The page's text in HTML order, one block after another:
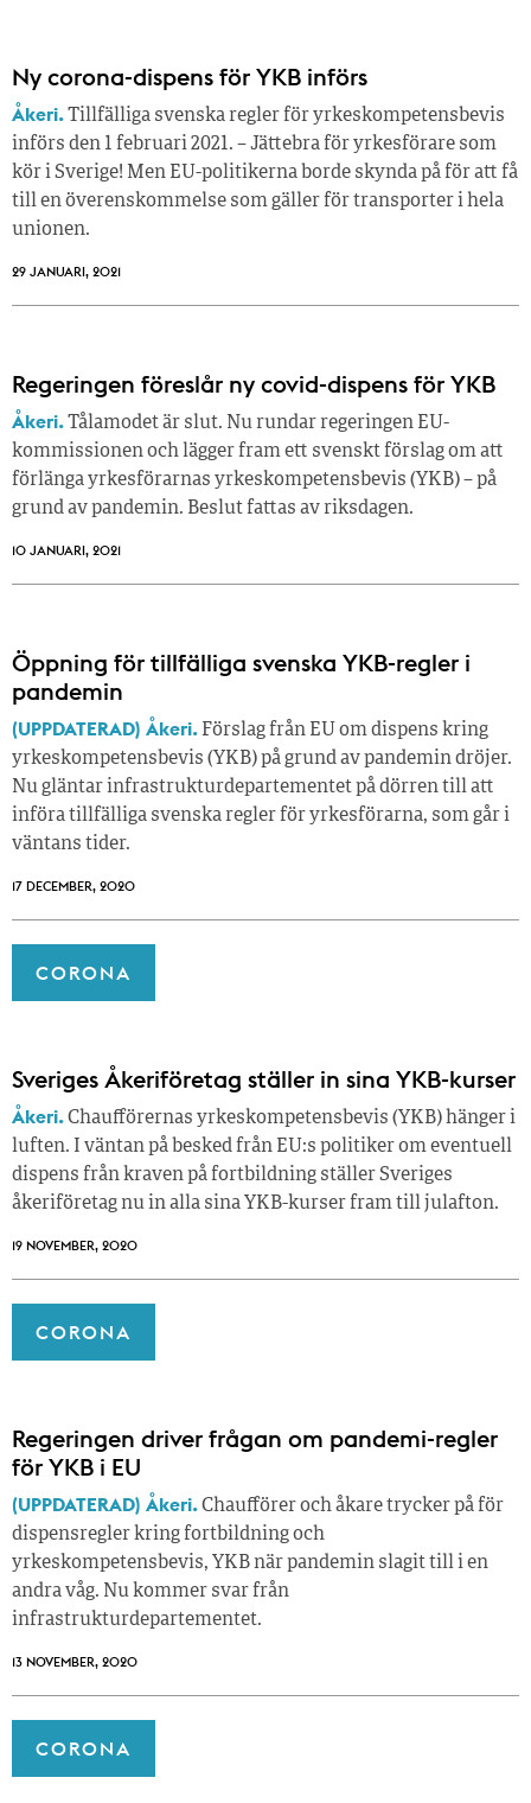
Ny corona-dispens för YKB införs
Åkeri.Tillfälliga svenska regler för yrkeskompetensbevis
införs den 1 februari 2021. – Jättebra för yrkesförare som
kör i Sverige! Men EU-politikerna borde skynda på för att få
till en överenskommelse som gäller för transporter i hela
unionen.
29 JANUARI, 2021
Regeringen föreslår ny covid-dispens för YKB
Åkeri.Tålamodet är slut. Nu rundar regeringen EU-
kommissionen och lägger fram ett svenskt förslag om att
förlänga yrkesförarnas yrkeskompetensbevis (YKB) – på
grund av pandemin. Beslut fattas av riksdagen.
10 JANUARI, 2021
Öppning för tillfälliga svenska YKB-regler i
pandemin
(UPPDATERAD) Åkeri. Förslag från EU om dispens kring
yrkeskompetensbevis (YKB) på grund av pandemin dröjer.
Nu gläntar infrastrukturdepartementet på dörren till att
införa tillfälliga svenska regler för yrkesförarna, som går i
väntans tider.
17 DECEMBER, 2020
CORONA
Sveriges Åkeriföretag ställer in sina YKB-kurser
Åkeri.Chaufförernas yrkeskompetensbevis (YKB) hänger i
luften. I väntan på besked från EU:s politiker om eventuell
dispens från kraven på fortbildning ställer Sveriges
åkeriföretag nu in alla sina YKB-kurser fram till julafton.
19 NOVEMBER, 2020
CORONA
Regeringen driver frågan om pandemi-regler
för YKB i EU
(UPPDATERAD) Åkeri.Chaufförer och åkare trycker på för
dispensregler kring fortbildning och
yrkeskompetensbevis, YKB när pandemin slagit till i en
andra våg. Nu kommer svar från
infrastrukturdepartementet.
13 NOVEMBER, 2020
CORONA